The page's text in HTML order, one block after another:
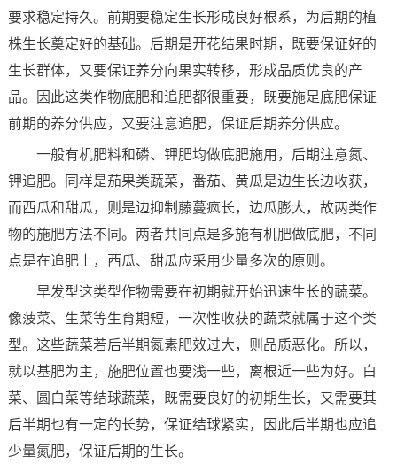
要求稳定持久。前期要稳定生长形成良好根系，为后期的植
株生长奠定好的基础。后期是开花结果时期，既要保证好的
生长群体，又要保证养分向果实转移，形成品质优良的产
品。因此这类作物底肥和追肥都很重要，既要施足底肥保证
前期的养分供应，又要注意追肥，保证后期养分供应。
一般有机肥料和磷、钾肥均做底肥施用，后期注意氮、
钾追肥。同样是茄果类蔬菜，番茄、黄瓜是边生长边收获，
而西瓜和甜瓜，则是边抑制藤蔓疯长，边瓜膨大，故两类作
物的施肥方法不同。两者共同点是多施有机肥做底肥，不同
点是在追肥上，西瓜、甜瓜应采用少量多次的原则。
早发型这类型作物需要在初期就开始迅速生长的蔬菜。
像菠菜、生菜等生育期短，一次性收获的蔬菜就属于这个类
型。这些蔬菜若后半期氮素肥效过大，则品质恶化。所以，
就以基肥为主，施肥位置也要浅一些，离根近一些为好。白
菜、圆白菜等结球蔬菜，既需要良好的初期生长，又需要其
后半期也有一定的长势，保证结球紧实，因此后半期也应追
少量氮肥，保证后期的生长。